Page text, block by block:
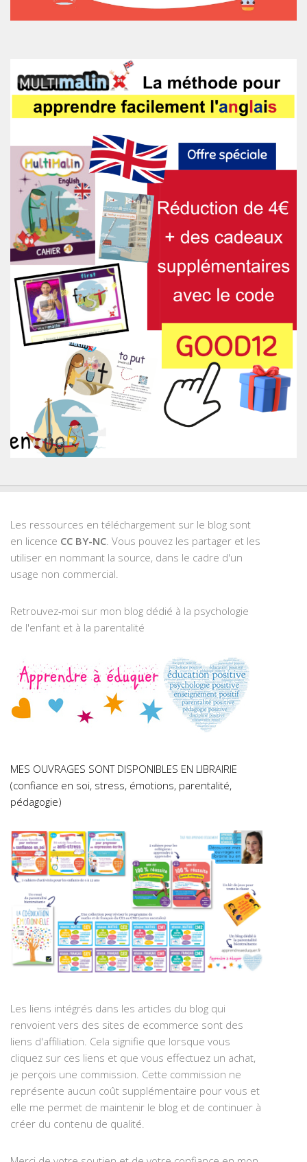
Les ressources en téléchargement sur le blog sont
en licence CC BY-NC . Vous pouvez les partager et les
utiliser en nommant la source, dans le cadre d'un
usage non commercial.
Retrouvez-moi sur mon blog dédié à la psychologie
de l'enfant et à la parentalité
MES OUVRAGES SONT DISPONIBLES EN LIBRAIRIE
(confiance en soi, stress, émotions, parentalité,
pédagogie)
Les liens intégrés dans les articles du blog qui
renvoient vers des sites de ecommerce sont des
liens d'affiliation. Cela signifie que lorsque vous
cliquez sur ces liens et que vous effectuez un achat,
je perçois une commission. Cette commission ne
représente aucun coût supplémentaire pour vous et
elle me permet de maintenir le blog et de continuer à
créer du contenu de qualité.